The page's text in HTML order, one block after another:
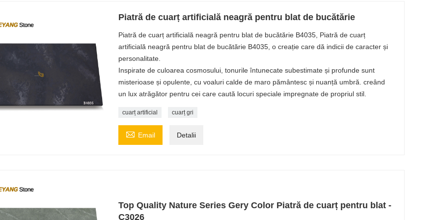
Piatră de cuarț artificială neagră pentru blat de bucătărie
Piatră de cuarț artificială neagră pentru blat de bucătărie B4035, Piatră de cuarț
artificială neagră pentru blat de bucătărie B4035, o creație care dă indicii de caracter și
personalitate.
Inspirate de culoarea cosmosului, tonurile întunecate subestimate și profunde sunt
misterioase și opulente, cu voaluri calde de maro pământesc și nuanță umbră. creând
un lux atrăgător pentru cei care caută locuri speciale impregnate de propriul stil.
cuarț artificial cuarț gri
 Email Detalii
Top Quality Nature Series Gery Color Piatră de cuarț pentru blat -
C3026